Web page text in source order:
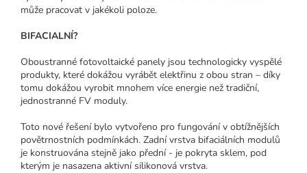
může pracovat v jakékoli poloze.
BIFACIALNÍ?
Oboustranné fotovoltaické panely jsou technologicky vyspělé
produkty, které dokážou vyrábět elektřinu z obou stran – díky
tomu dokážou vyrobit mnohem více energie než tradiční,
jednostranné FV moduly.
Toto nové řešení bylo vytvořeno pro fungování v obtížnějších
povětrnostních podmínkách. Zadní vrstva bifaciálních modulů
je konstruována stejně jako přední - je pokryta sklem, pod
kterým je nasazena aktivní silikonová vrstva.